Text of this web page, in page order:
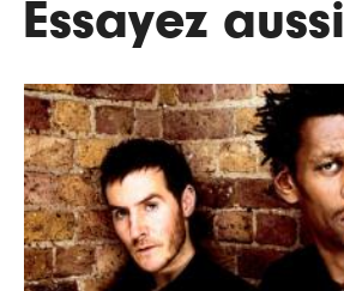
Essayez aussi